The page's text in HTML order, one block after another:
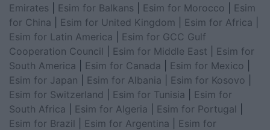
Emirates
Esim for Balkans Esim for Morocco
Esim
for China
Esim for United Kingdom Esim for Africa
Esim for Latin America
Esim for GCC Gulf
Cooperation Council
Esim for Middle East
Esim for
South America
Esim for Canada Esim for Mexico
Esim for Japan
Esim for Albania Esim for Kosovo
Esim for Switzerland
Esim for Tunisia
Esim for
South Africa
Esim for Algeria Esim for Portugal
Esim for Brazil
Esim for Argentina
Esim for